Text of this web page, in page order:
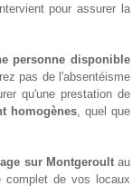
pour assurer la
personne disponible
pas de l'absentéisme
qu'une prestation de
homogènes, quel que
sur Montgeroultau
complet de vos locaux